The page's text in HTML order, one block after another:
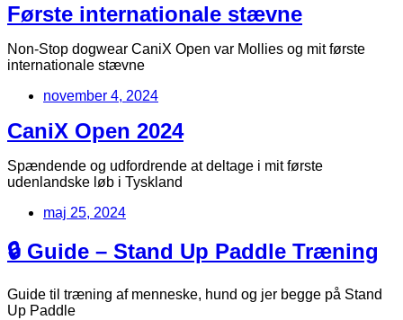
Første internationale stævne
Non-Stop dogwear CaniX Open var Mollies og mit første
internationale stævne
november 4, 2024
CaniX Open 2024
Spændende og udfordrende at deltage i mit første
udenlandske løb i Tyskland
maj 25, 2024
🔒 Guide – Stand Up Paddle Træning
Guide til træning af menneske, hund og jer begge på Stand
Up Paddle